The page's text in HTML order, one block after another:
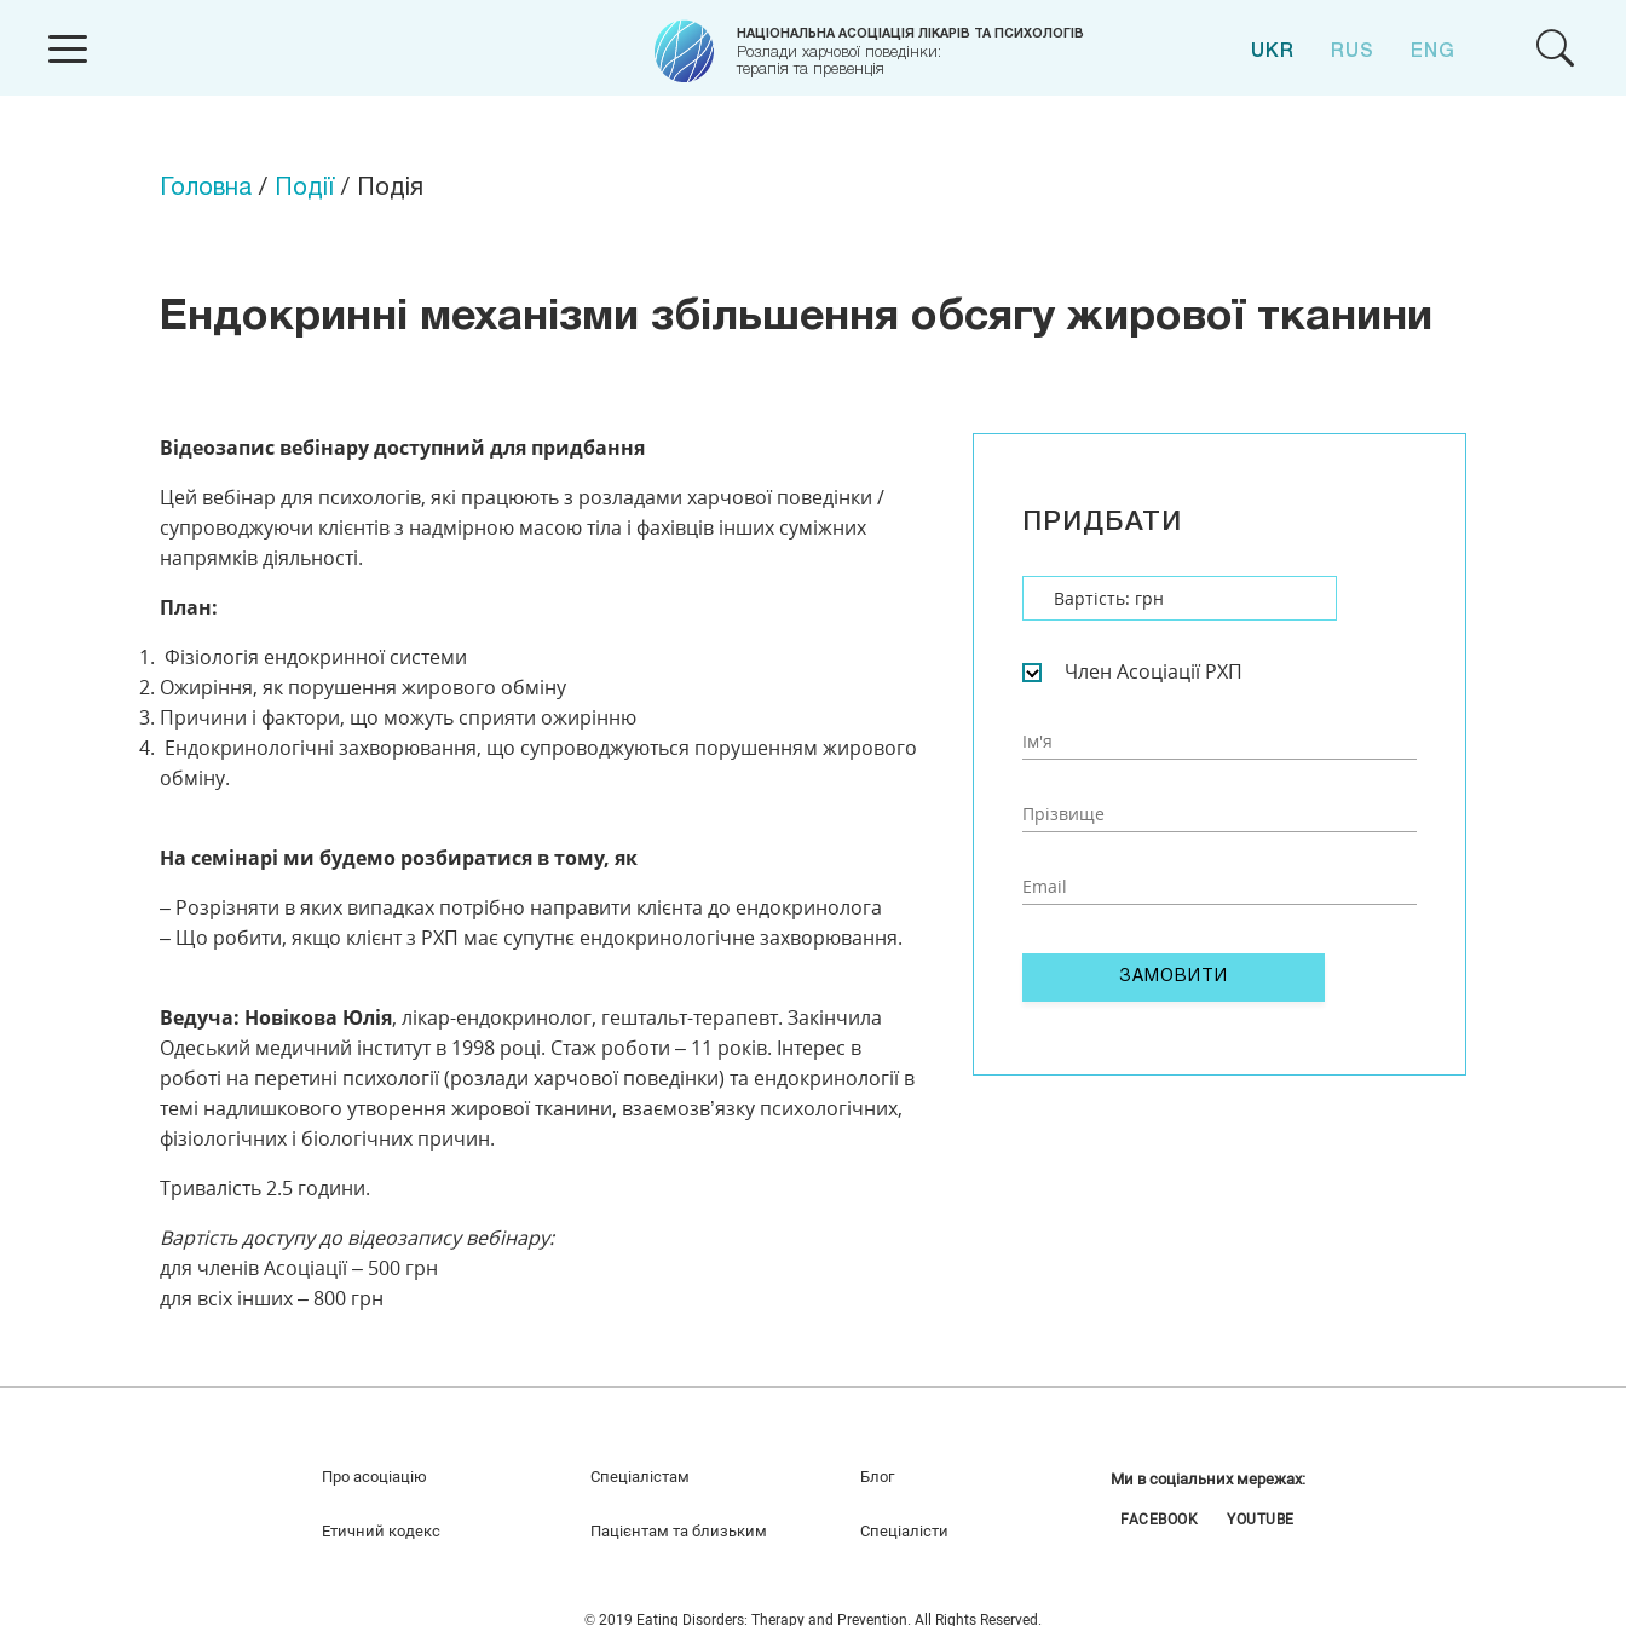
НАЦІОНАЛЬНА АСОЦІАЦІЯ ЛІКАРІВ ТА ПСИХОЛОГІВ
Розлади харчової поведінки:
терапія та превенція
UKR RUS ENG
Головна / Події / Подія
Ендокринні механізми збільшення обсягу жирової тканини
Відеозапис вебінару доступний для придбання
Цей вебінар для психологів, які працюють з розладами харчової поведінки /
супроводжуючи клієнтів з надмірною масою тіла і фахівців інших суміжних
напрямків діяльності.
План:
Фізіологія ендокринної системи
Ожиріння, як порушення жирового обміну
Причини і фактори, що можуть сприяти ожирінню
Ендокринологічні захворювання, що супроводжуються порушенням жирового
обміну.
На семінарі ми будемо розбиратися в тому, як
– Розрізняти в яких випадках потрібно направити клієнта до ендокринолога
– Що робити, якщо клієнт з РХП має супутнє ендокринологічне захворювання.
Ведуча: Новікова Юлія, лікар-ендокринолог, гештальт-терапевт. Закінчила
Одеський медичний інститут в 1998 році. Стаж роботи – 11 років. Інтерес в
роботі на перетині психології (розлади харчової поведінки) та ендокринології в
темі надлишкового утворення жирової тканини, взаємозв’язку психологічних,
фізіологічних і біологічних причин.
Тривалість 2.5 години.
Вартість доступу до відеозапису вебінару:
для членів Асоціації – 500 грн
для всіх інших – 800 грн
ПРИДБАТИ
Вартість: грн
Член Асоціації РХП
ЗАМОВИТИ
Про асоціацію
Етичний кодекс
Спеціалістам
Пацієнтам та близьким
Блог
Спеціалісти
Ми в соціальних мережах:
FACEBOOK YOUTUBE
© 2019 Eating Disorders: Therapy and Prevention. All Rights Reserved.